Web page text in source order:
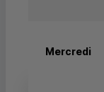
Mercredi